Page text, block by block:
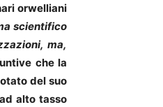
orwelliani
scientifico
ma,
che la
del suo
alto tasso